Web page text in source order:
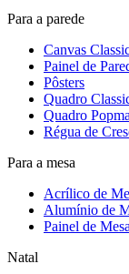
Para a parede
Canvas
Painel de
Pôsters
Quadro
Quadro Pop
Régua de
Para a mesa
Acrílico de
Alumínio de
Painel de Mesa
Natal